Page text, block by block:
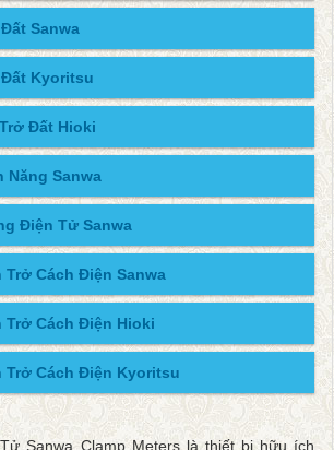
Sanwa
Kyoritsu
Đất Hioki
Năng Sanwa
Điện Tử Sanwa
Cách Điện Sanwa
Cách Điện Hioki
Cách Điện Kyoritsu
Sanwa Clamp Meters là thiết bị hữu ích